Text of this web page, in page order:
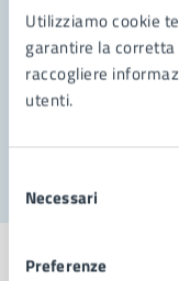
Utilizziamo cookie
garantire la
raccogliere
utenti.
delNecessari
Preferenze
Prenota
Problemi in